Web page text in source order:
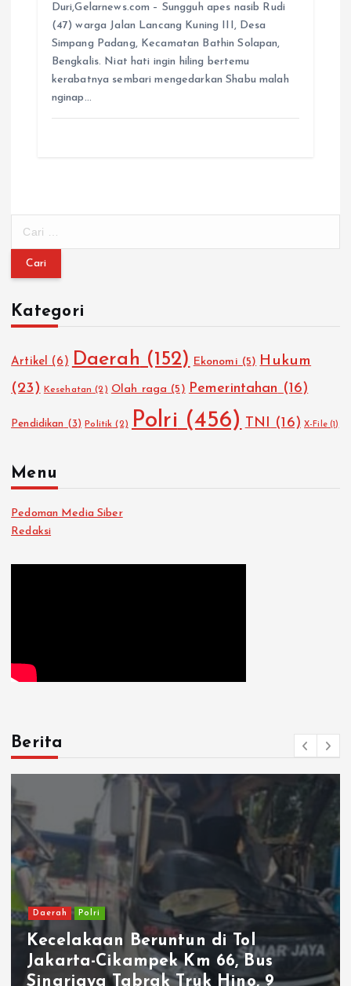
Duri,Gelarnews.com – Sungguh apes nasib Rudi
(47) warga Jalan Lancang Kuning III, Desa
Simpang Padang, Kecamatan Bathin Solapan,
Bengkalis. Niat hati ingin hiling bertemu
kerabatnya sembari mengedarkan Shabu malah
nginap…
i
n
t
k
:
Kategori
Artikel (6) Daerah (152) Ekonomi (5) Hukum
(23)
Kesehatan (2) Olah raga (5) Pemerintahan (16)
Pendidikan (3) Politik (2) Polri (456) TNI (16) X-File(1)
Menu
Pedoman Media Siber
Redaksi
Berita
Daerah Polri
Kecelakaan Beruntun di Tol
Jakarta-Cikampek Km 66, Bus
Sinarjaya Tabrak Truk Hino, 9